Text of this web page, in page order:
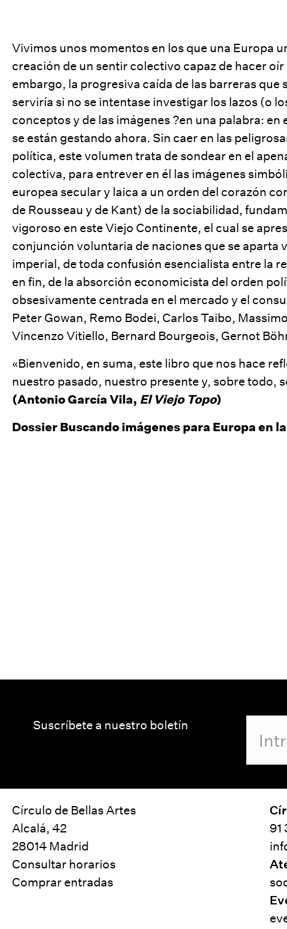
Vivimos unos momentos en los que una Europa
creación de un sentir colectivo capaz de hacer
embargo, la progresiva caída de las barreras
serviría si no se intentase investigar los lazos (o
conceptos y de las imágenes ?en una palabra:
se están gestando ahora. Sin caer en las
política, este volumen trata de sondear en el
colectiva, para entrever en él las imágenes
europea secular y laica a un orden del corazón
de Rousseau y de Kant) de la sociabilidad,
vigoroso en este Viejo Continente, el cual se
conjunción voluntaria de naciones que se
imperial, de toda confusión esencialista entre la
en fin, de la absorción economicista del orden
obsesivamente centrada en el mercado y el
Peter Gowan, Remo Bodei, Carlos Taibo,
Vincenzo Vitiello, Bernard Bourgeois, Gernot
«Bienvenido, en suma, este libro que nos hace
nuestro pasado, nuestro presente y, sobre todo,
(Antonio García Vila, El Viejo Topo)
Dossier Buscando imágenes para Europa en
Suscríbete a nuestro boletín
Círculo de Bellas Artes
Alcalá, 42
28014 Madrid
Consultar horarios
Comprar entradas